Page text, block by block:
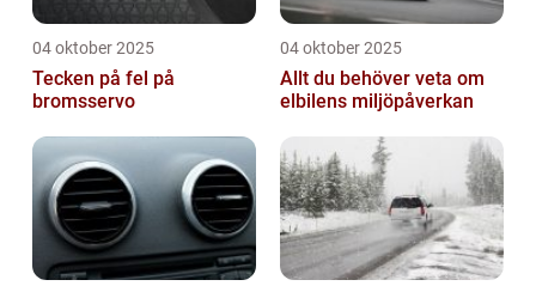
04 oktober 2025
Tecken på fel på
bromsservo
04 oktober 2025
Allt du behöver veta om
elbilens miljöpåverkan